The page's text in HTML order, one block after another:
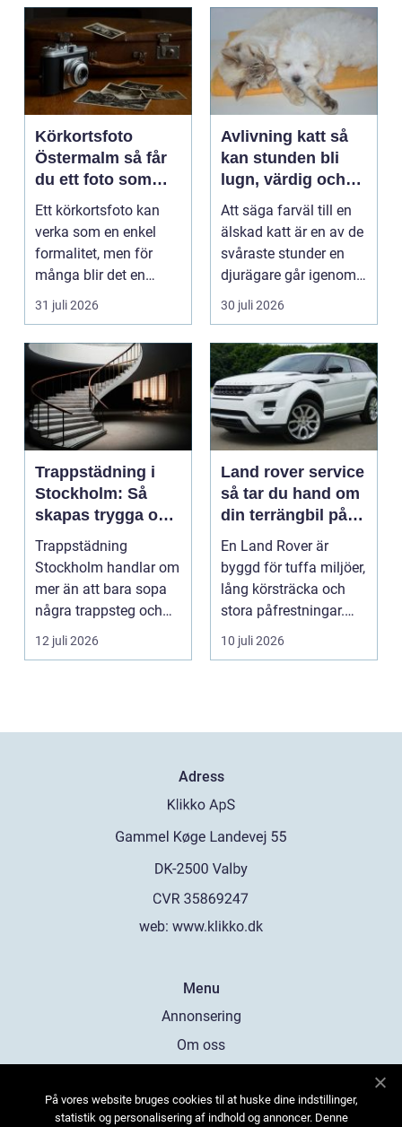
Körkortsfoto
Östermalm så får
du ett foto som
alltid blir godkänt
Ett körkortsfoto kan
verka som en enkel
formalitet, men för
många blir det en
oväntad källa till str...
31 juli 2026
Avlivning katt så
kan stunden bli
lugn, värdig och
trygg
Att säga farväl till en
älskad katt är en av de
svåraste stunder en
djurägare går igenom.
Beslutet o...
30 juli 2026
Trappstädning i
Stockholm: Så
skapas trygga och
trivsamma
trapphus
Trappstädning
Stockholm handlar om
mer än att bara sopa
några trappsteg och
torka en...
12 juli 2026
Land rover service
så tar du hand om
din terrängbil på
rätt sätt
En Land Rover är
byggd för tuffa miljöer,
lång körsträcka och
stora påfrestningar.
Samtidigt är det ...
10 juli 2026
Adress
web: www.klikko.dk
Menu
Annonsering
Om oss
Kontakta oss
På vores website bruges cookies til at huske dine indstillinger,
statistik og personalisering af indhold og annoncer. Denne